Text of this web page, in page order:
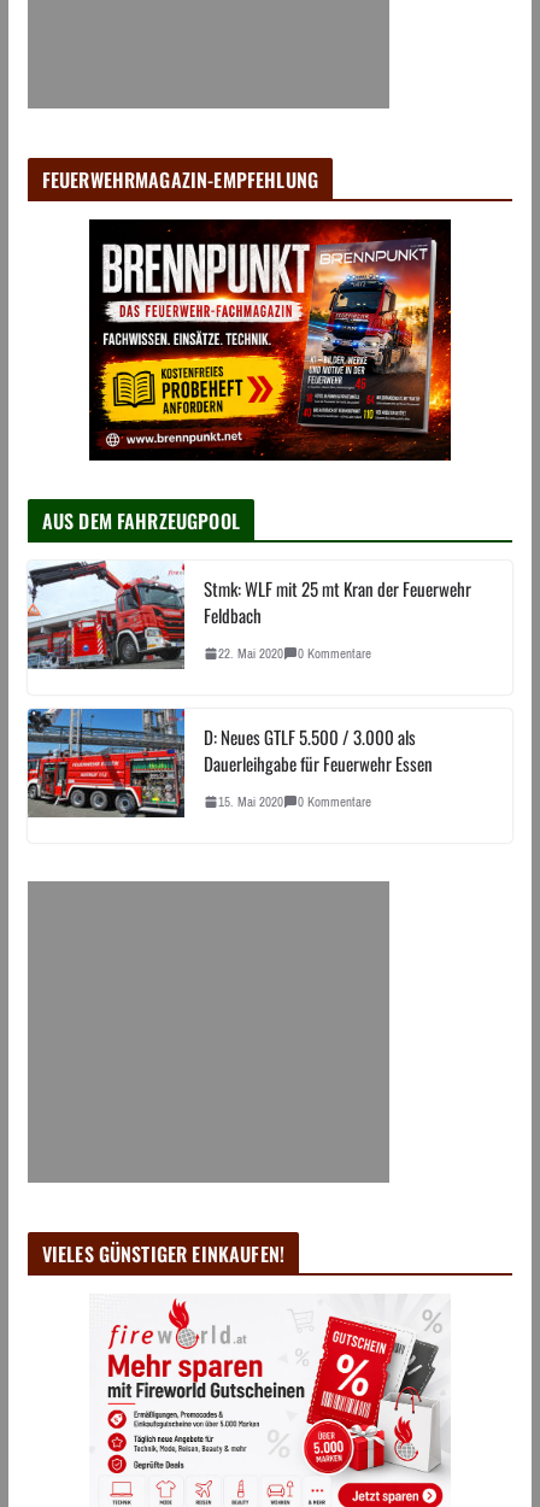
FEUERWEHRMAGAZIN-EMPFEHLUNG
AUS DEM FAHRZEUGPOOL
Stmk: WLF mit 25 mt Kran der Feuerwehr
Feldbach
22. Mai 2020 0 Kommentare
D: Neues GTLF 5.500 / 3.000 als
Dauerleihgabe für Feuerwehr Essen
15. Mai 2020 0 Kommentare
VIELES GÜNSTIGER EINKAUFEN!